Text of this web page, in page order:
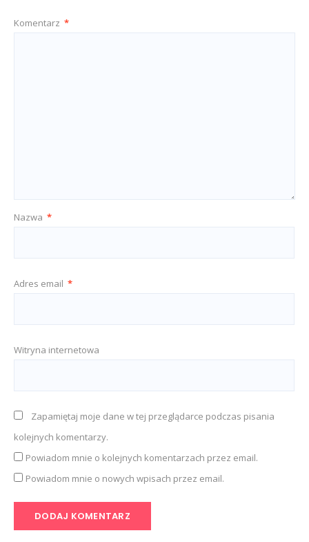
Komentarz *
Nazwa *
Adres email *
Witryna internetowa
Zapamiętaj moje dane w tej przeglądarce podczas pisania
kolejnych komentarzy.
Powiadom mnie o kolejnych komentarzach przez email.
Powiadom mnie o nowych wpisach przez email.